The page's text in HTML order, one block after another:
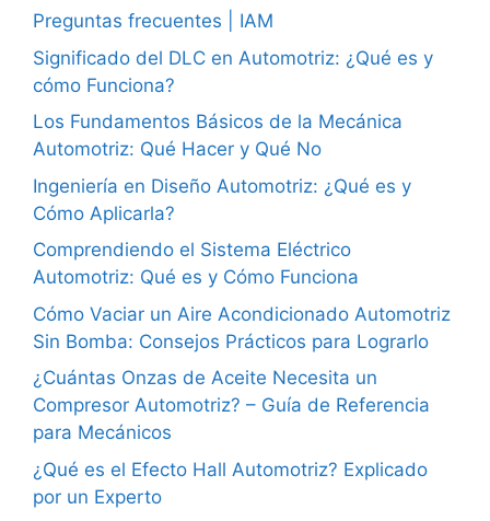
Preguntas frecuentes | IAM
Significado del DLC en Automotriz: ¿Qué es y
cómo Funciona?
Los Fundamentos Básicos de la Mecánica
Automotriz: Qué Hacer y Qué No
Ingeniería en Diseño Automotriz: ¿Qué es y
Cómo Aplicarla?
Comprendiendo el Sistema Eléctrico
Automotriz: Qué es y Cómo Funciona
Cómo Vaciar un Aire Acondicionado Automotriz
Sin Bomba: Consejos Prácticos para Lograrlo
¿Cuántas Onzas de Aceite Necesita un
Compresor Automotriz? – Guía de Referencia
para Mecánicos
¿Qué es el Efecto Hall Automotriz? Explicado
por un Experto